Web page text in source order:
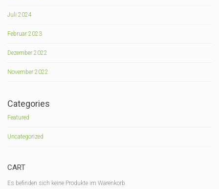
Juli 2024
Februar 2023
Dezember 2022
November 2022
Categories
Featured
Uncategorized
CART
Es befinden sich keine Produkte im Warenkorb.